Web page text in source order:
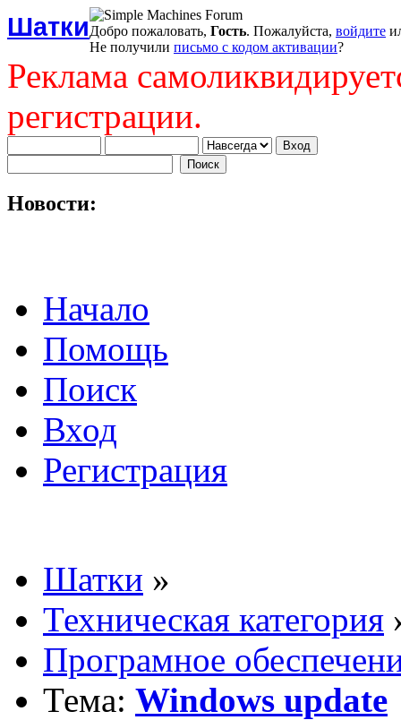
ШаткиДобро пожаловать, Гость. Пожалуйста, войдите
Не получили письмо с кодом активации?
Реклама
регистрации.
Новости:
Начало
Помощь
Поиск
Вход
Регистрация
Шатки »
Техническая категория
Програмное
Тема: Windows update